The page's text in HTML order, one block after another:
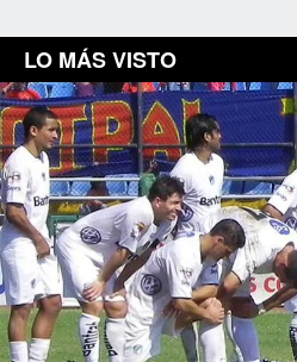
LO MÁS VISTO